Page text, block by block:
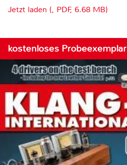
Jetzt laden (, PDF, 6.68 MB)
kostenloses Probeexemplar